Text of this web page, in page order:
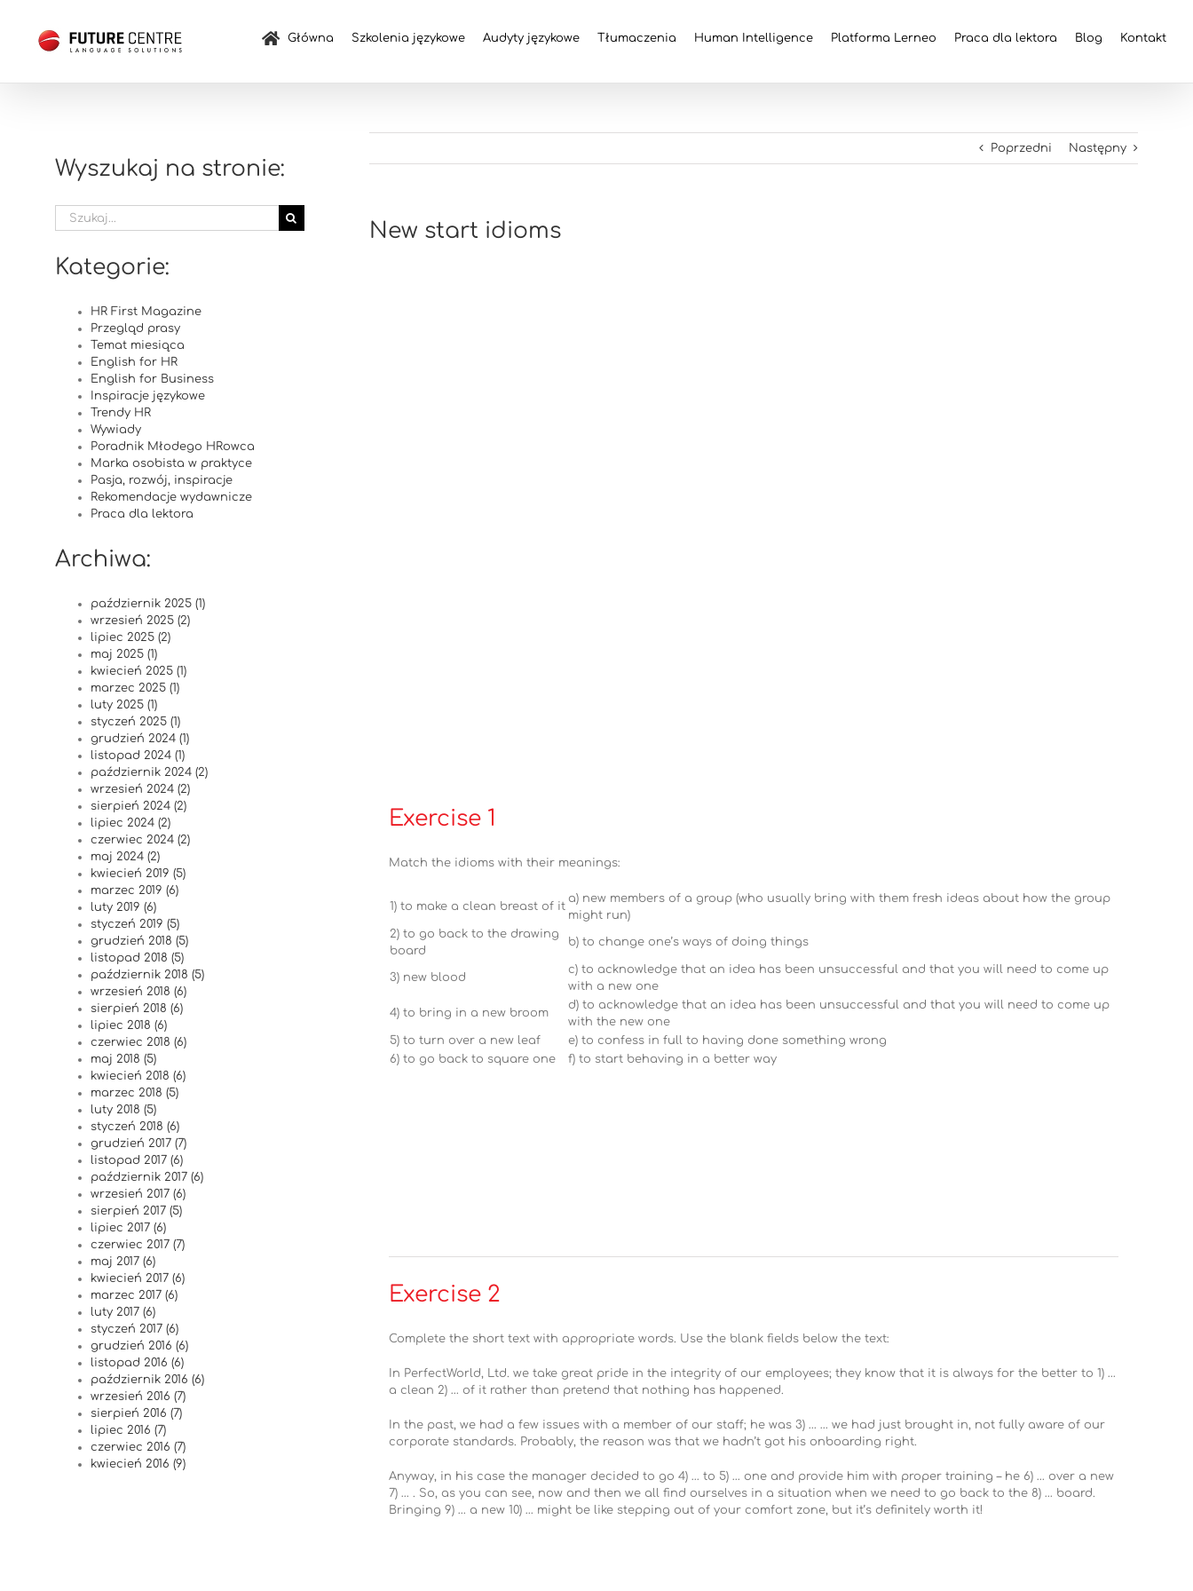
zawartości
Główna Szkolenia językowe Audyty językowe Tłumaczenia Human Intelligence Platforma Lerneo Praca dla lektora Blog Kontakt
Poprzedni Następny
New start idioms
Exercise 1
Match the idioms with their meanings:
1) to make a clean breast of it
a) new members of a group (who usually bring with them fresh ideas about how the group
might run)
2) to go back to the drawing
board
b) to change one’s ways of doing things
3) new blood
c) to acknowledge that an idea has been unsuccessful and that you will need to come up
with a new one
4) to bring in a new broom
d) to acknowledge that an idea has been unsuccessful and that you will need to come up
with the new one
5) to turn over a new leaf
e) to confess in full to having done something wrong
6) to go back to square one
f) to start behaving in a better way
Exercise 2
Complete the short text with appropriate words. Use the blank fields below the text:
In PerfectWorld, Ltd. we take great pride in the integrity of our employees; they know that it is always for the better to 1) …
a clean 2) … of it rather than pretend that nothing has happened.
In the past, we had a few issues with a member of our staff; he was 3) … … we had just brought in, not fully aware of our
corporate standards. Probably, the reason was that we hadn’t got his onboarding right.
Anyway, in his case the manager decided to go 4) … to 5) … one and provide him with proper training – he 6) … over a new
7) … . So, as you can see, now and then we all find ourselves in a situation when we need to go back to the 8) … board.
Bringing 9) … a new 10) … might be like stepping out of your comfort zone, but it’s definitely worth it!
Wyszukaj na stronie:
Szukaj
Kategorie:
HR First Magazine
Przegląd prasy
Temat miesiąca
English for HR
English for Business
Inspiracje językowe
Trendy HR
Wywiady
Poradnik Młodego HRowca
Marka osobista w praktyce
Pasja, rozwój, inspiracje
Rekomendacje wydawnicze
Praca dla lektora
Archiwa:
październik 2025 (1)
wrzesień 2025 (2)
lipiec 2025 (2)
maj 2025 (1)
kwiecień 2025 (1)
marzec 2025 (1)
luty 2025 (1)
styczeń 2025 (1)
grudzień 2024 (1)
listopad 2024 (1)
październik 2024 (2)
wrzesień 2024 (2)
sierpień 2024 (2)
lipiec 2024 (2)
czerwiec 2024 (2)
maj 2024 (2)
kwiecień 2019 (5)
marzec 2019 (6)
luty 2019 (6)
styczeń 2019 (5)
grudzień 2018 (5)
listopad 2018 (5)
październik 2018 (5)
wrzesień 2018 (6)
sierpień 2018 (6)
lipiec 2018 (6)
czerwiec 2018 (6)
maj 2018 (5)
kwiecień 2018 (6)
marzec 2018 (5)
luty 2018 (5)
styczeń 2018 (6)
grudzień 2017 (7)
listopad 2017 (6)
październik 2017 (6)
wrzesień 2017 (6)
sierpień 2017 (5)
lipiec 2017 (6)
czerwiec 2017 (7)
maj 2017 (6)
kwiecień 2017 (6)
marzec 2017 (6)
luty 2017 (6)
styczeń 2017 (6)
grudzień 2016 (6)
listopad 2016 (6)
październik 2016 (6)
wrzesień 2016 (7)
sierpień 2016 (7)
lipiec 2016 (7)
czerwiec 2016 (7)
kwiecień 2016 (9)